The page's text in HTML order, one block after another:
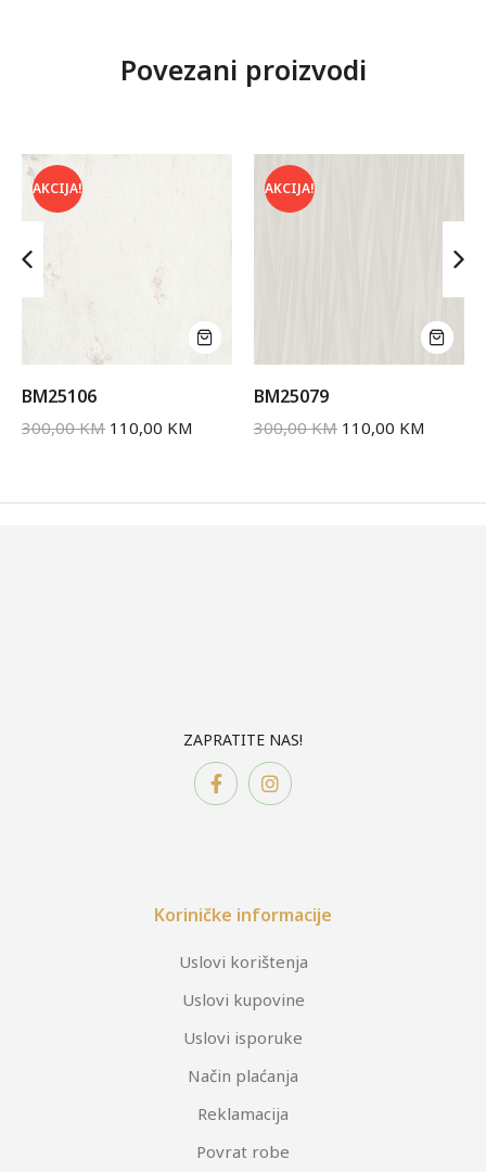
Povezani proizvodi
AKCIJA!
BM25106
300,00KM 110,00 KM
AKCIJA!
BM25079
300,00KM 110,00 KM
ZAPRATITE NAS!
Koriničke informacije
Uslovi korištenja
Uslovi kupovine
Uslovi isporuke
Način plaćanja
Reklamacija
Povrat robe